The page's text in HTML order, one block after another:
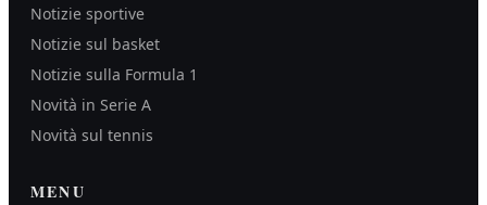
Notizie sportive
Notizie sul basket
Notizie sulla Formula 1
Novità in Serie A
Novità sul tennis
MENU